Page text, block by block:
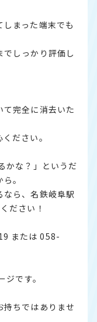
まった端末でも
しっかり評価し
て完全に消去いた
ださい。
かな？」というだ
。
なら、名鉄岐阜駅
ださい！
または 058-
です。
持ちではありませ